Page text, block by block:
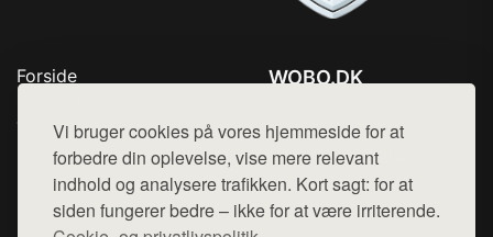
Vi bruger cookies på vores hjemmeside for at
forbedre din oplevelse, vise mere relevant
indhold og analysere trafikken. Kort sagt: for at
siden fungerer bedre – ikke for at være irriterende.
Forside
Top Rabatter
Kontakt
WOBO.DK
Mail: hej@want.dk
Cookie- og privatlivspolitik